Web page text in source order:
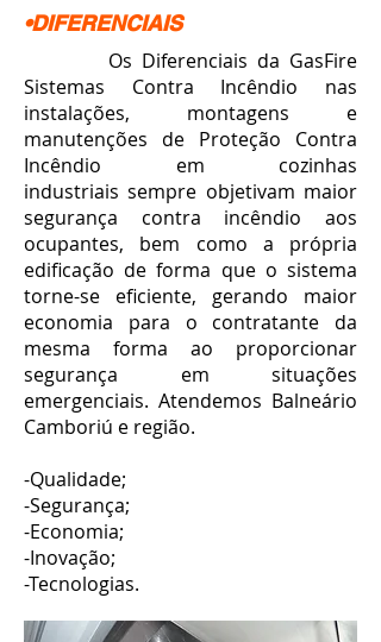
•DIFERENCIAIS
Os Diferenciais da GasFire
Sistemas Contra Incêndio nas
instalações, montagens e
manutenções de Proteção Contra
Incêndio em cozinhas
industriais sempre objetivam maior
segurança contra incêndio aos
ocupantes, bem como a própria
edificação de forma que o sistema
torne-se eficiente, gerando maior
economia para o contratante da
mesma forma ao proporcionar
segurança em situações
emergenciais. Atendemos Balneário
Camboriú e região.
-Qualidade;
-Segurança;
-Economia;
-Inovação;
-Tecnologias.